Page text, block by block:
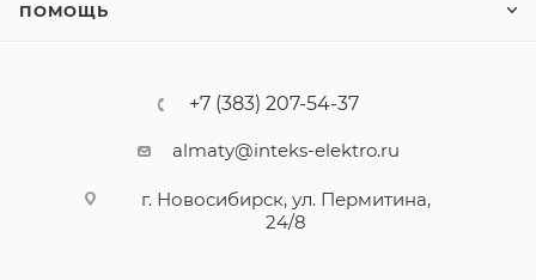
ПОМОЩЬ
+7 (383) 207-54-37
almaty@inteks-elektro.ru
г. Новосибирск, ул. Пермитина,
24/8